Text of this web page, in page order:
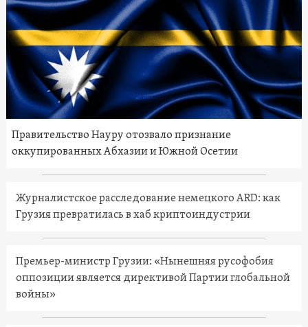
Правительство Науру отозвало признание
оккупированных Абхазии и Южной Осетии
Журналистское расследование немецкого ARD: как
Грузия превратилась в хаб криптоиндустрии
Премьер-министр Грузии: «Нынешняя русофобия
оппозиции является директивой Партии глобальной
войны»